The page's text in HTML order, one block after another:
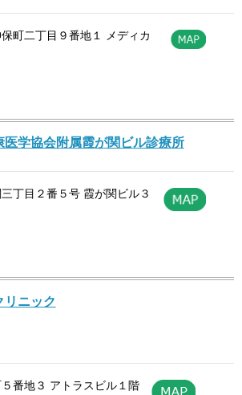
町二丁目９番地１ メディカ
医学協会附属霞が関ビル診療所
丁目２番５号 霞が関ビル３
リニック
番地３ アトラスビル１階